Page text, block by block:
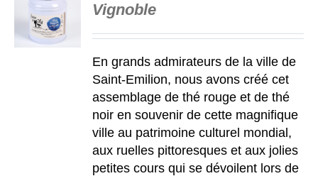
Vignoble
En grands admirateurs de la ville de
Saint-Emilion, nous avons créé cet
assemblage de thé rouge et de thé
noir en souvenir de cette magnifique
ville au patrimoine culturel mondial,
aux ruelles pittoresques et aux jolies
petites cours qui se dévoilent lors de